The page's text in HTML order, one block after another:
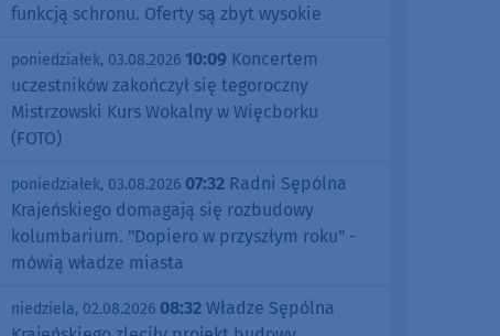
funkcją schronu. Oferty są zbyt wysokie
poniedziałek, 03.08.2026 10:09 Koncertem
uczestników zakończył się tegoroczny
Mistrzowski Kurs Wokalny w Więcborku
(FOTO)
poniedziałek, 03.08.2026 07:32 Radni Sępólna
Krajeńskiego domagają się rozbudowy
kolumbarium. "Dopiero w przyszłym roku" -
mówią władze miasta
niedziela, 02.08.2026 08:32 Władze Sępólna